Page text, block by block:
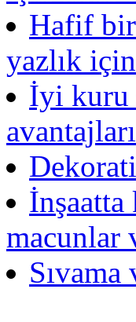
Hafif bir
yazlık
İyi kuru
İnşaatta
macunlar